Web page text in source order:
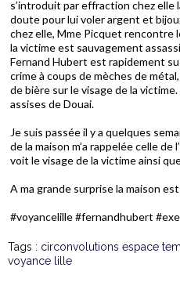
s’introduit par effraction chez elle
doute pour lui voler argent et
chez elle, Mme Picquet rencontre
la victime est sauvagement
Fernand Hubert est rapidement
crime à coups de mèches de
de bière sur le visage de la
assises de Douai.
Je suis passée il y a quelques
de la maison m’a rappelée celle
voit le visage de la victime ainsi
A ma grande surprise la maison
#voyancelille #fernandhubert
Tags : circonvolutions espace
voyance lille